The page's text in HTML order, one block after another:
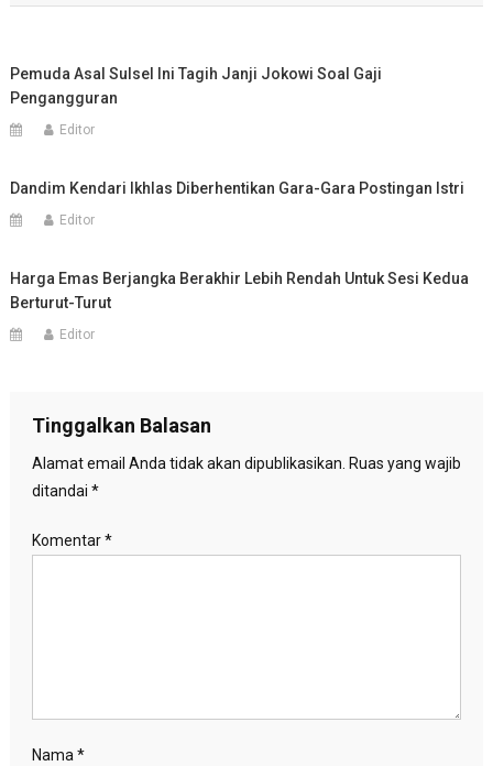
Pemuda Asal Sulsel Ini Tagih Janji Jokowi Soal Gaji
Pengangguran
Editor
Dandim Kendari Ikhlas Diberhentikan Gara-Gara Postingan Istri
Editor
Harga Emas Berjangka Berakhir Lebih Rendah Untuk Sesi Kedua
Berturut-Turut
Editor
Tinggalkan Balasan
Alamat email Anda tidak akan dipublikasikan. Ruas yang wajib
ditandai *
Komentar*
Nama*